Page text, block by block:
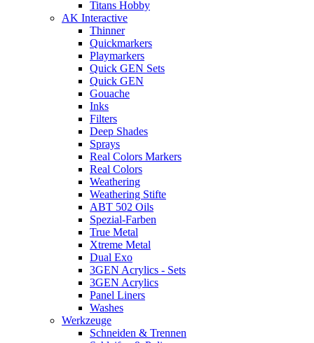
Titans Hobby
AK Interactive
Thinner
Quickmarkers
Playmarkers
Quick GEN Sets
Quick GEN
Gouache
Inks
Filters
Deep Shades
Sprays
Real Colors Markers
Real Colors
Weathering
Weathering Stifte
ABT 502 Oils
Spezial-Farben
True Metal
Xtreme Metal
Dual Exo
3GEN Acrylics - Sets
3GEN Acrylics
Panel Liners
Washes
Werkzeuge
Schneiden & Trennen